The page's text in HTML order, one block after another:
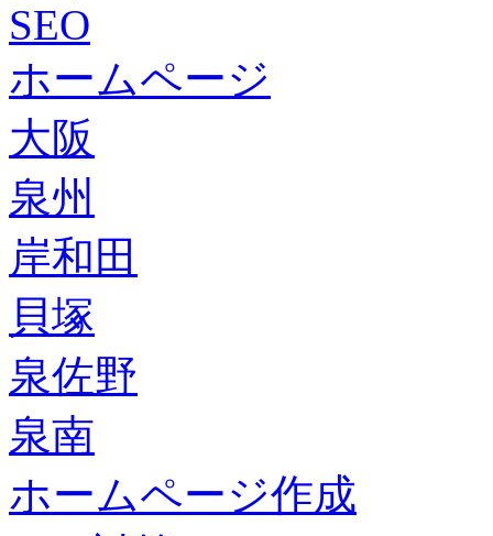
SEO
ホームページ
大阪
泉州
岸和田
貝塚
泉佐野
泉南
ホームページ作成